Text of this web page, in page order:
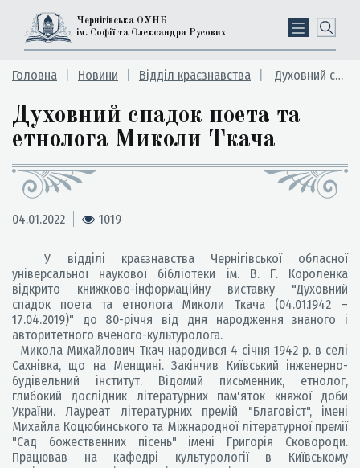
Чернігівська ОУНБ
ім. Софії та Олександра Русових
Головна Новини Відділ краєзнавства Духовний спадок поета та етнолога Миколи Ткача
Духовний спадок поета та
етнолога Миколи Ткача
04.01.2022 1019
У відділі краєзнавства Чернігівської обласної
універсальної наукової бібліотеки ім. В. Г. Короленка
відкрито книжково-інформаційну виставку "Духовний
спадок поета та етнолога Миколи Ткача (04.01.1942 –
17.04.2019)" до 80-річчя від дня народження знаного і
авторитетного вченого-культуролога.
Микола Михайлович Ткач народився 4 січня 1942 р. в селі
Сахнівка, що на Менщині. Закінчив Київський інженерно-
будівельний інститут. Відомий письменник, етнолог,
глибокий дослідник літературних пам'яток княжої доби
України. Лауреат літературних премій "Благовіст", імені
Михайла Коцюбинського та Міжнародної літературної премії
"Сад божественних пісень" імені Григорія Сковороди.
Працював на кафедрі культурології в Київському